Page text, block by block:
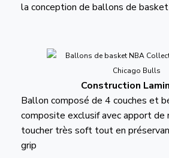
la conception de ballons de basket
Construction
Ballon composé de 4 couches et
composite exclusif avec apport de
toucher très soft tout en
grip